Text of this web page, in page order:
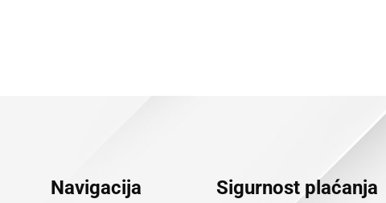
Navigacija Sigurnost plaćanja